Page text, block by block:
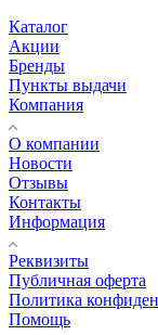
Каталог
Акции
Бренды
Пункты выдачи
Компания
О компании
Новости
Отзывы
Контакты
Информация
Реквизиты
Публичная оферта
Политика
Помощь